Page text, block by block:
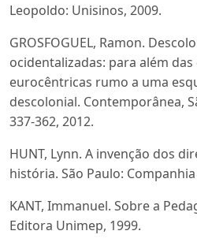
Leopoldo: Unisinos, 2009.
GROSFOGUEL, Ramon.
ocidentalizadas: para além
eurocêntricas rumo a uma
descolonial. Contemporânea,
337-362, 2012.
HUNT, Lynn. A invenção dos
história. São Paulo:
KANT, Immanuel. Sobre a
Editora Unimep, 1999.